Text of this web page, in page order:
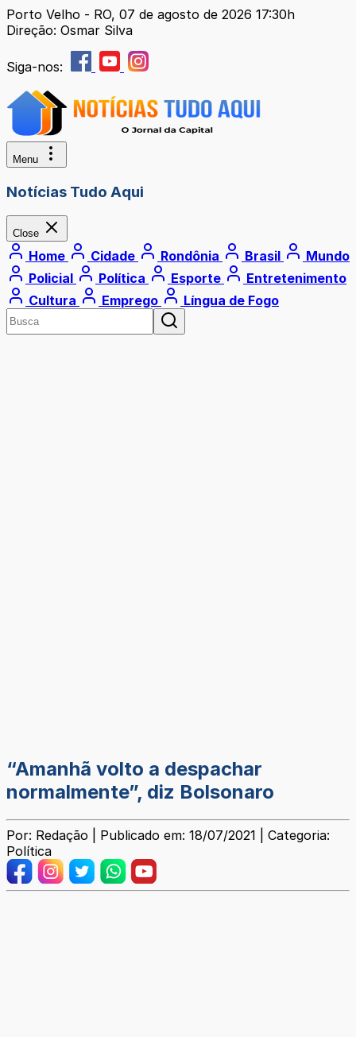
Porto Velho - RO, 07 de agosto de 2026 17:30h
Direção: Osmar Silva
Siga-nos:
Menu
Notícias Tudo Aqui
Close
Home Cidade Rondônia Brasil
Mundo
Policial
Política Esporte
Entretenimento
Cultura
Emprego Língua de Fogo
“Amanhã volto a despachar
normalmente”, diz Bolsonaro
Por: Redação | Publicado em: 18/07/2021 | Categoria:
Política